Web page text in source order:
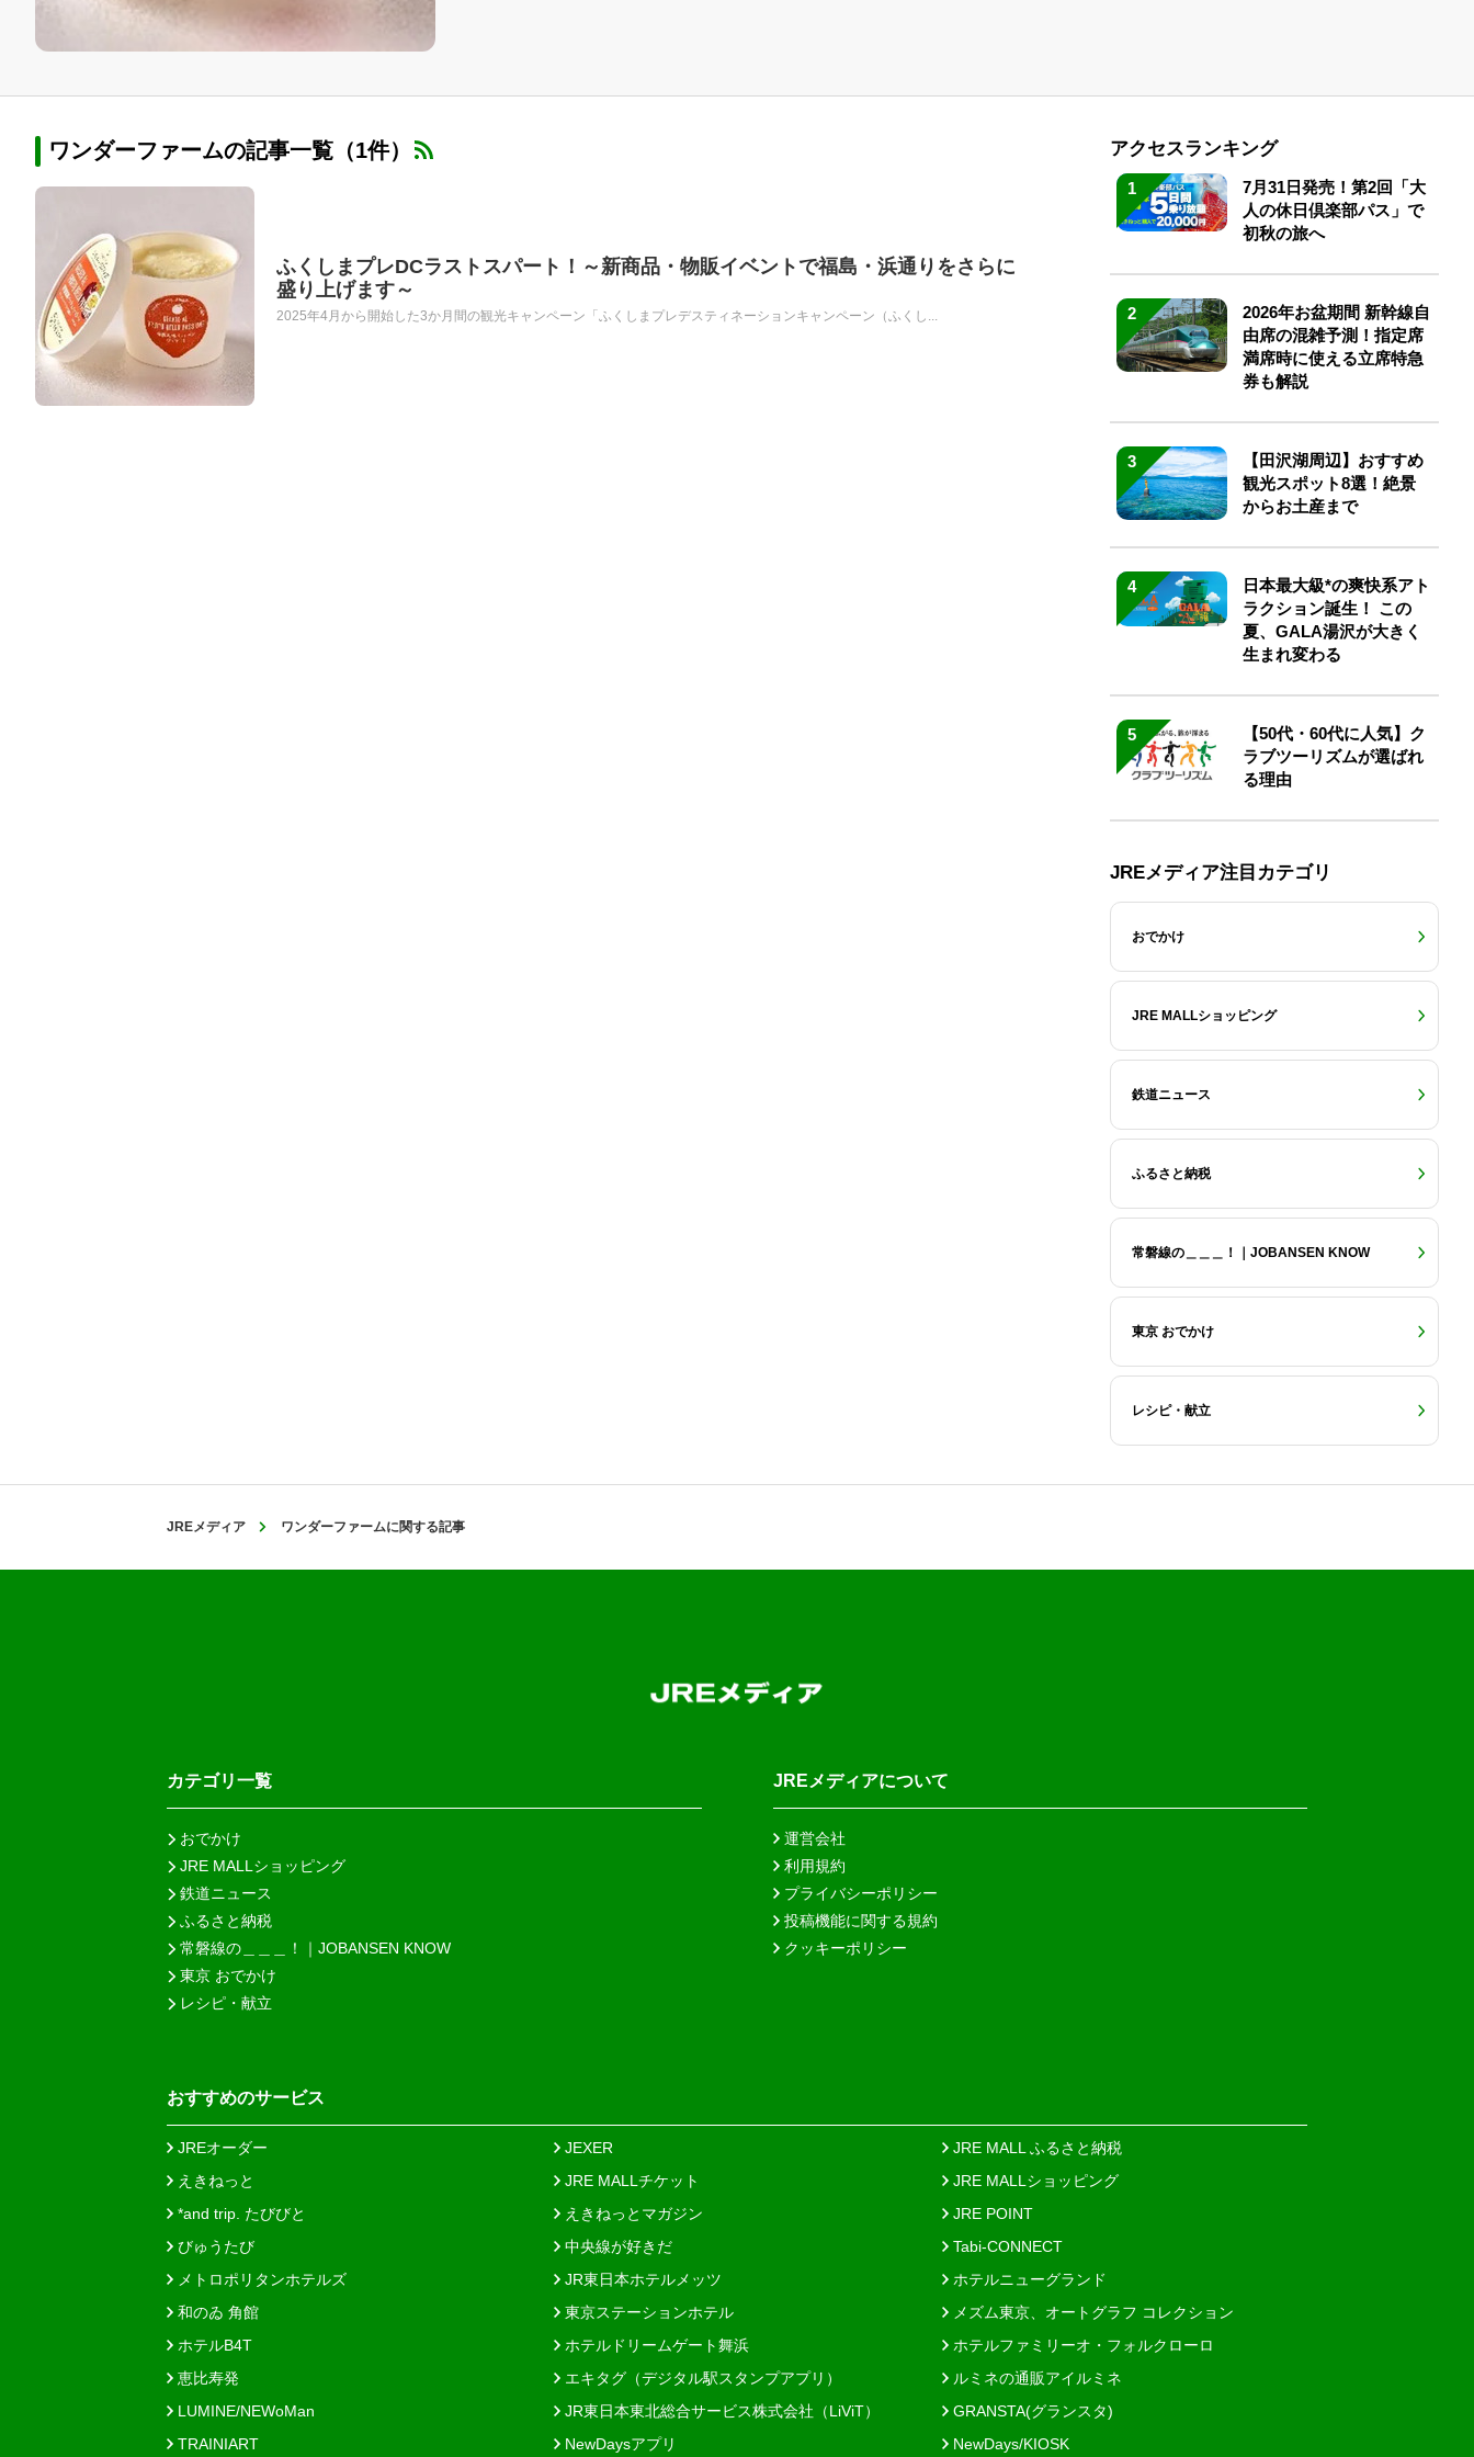
ワンダーファームの記事一覧（1件）
ふくしまプレDCラストスパート！～新商品・物販イベントで福島・浜通りをさらに
盛り上げます～
2025年4月から開始した3か月間の観光キャンペーン「ふくしまプレデスティネーションキャンペーン（ふくし...
アクセスランキング
1
7月31日発売！第2回「大
人の休日倶楽部パス」で
初秋の旅へ
2
2026年お盆期間 新幹線自
由席の混雑予測！指定席
満席時に使える立席特急
券も解説
3
【田沢湖周辺】おすすめ
観光スポット8選！絶景
からお土産まで
4
日本最大級*の爽快系アト
ラクション誕生！ この
夏、GALA湯沢が大きく
生まれ変わる
5
【50代・60代に人気】ク
ラブツーリズムが選ばれ
る理由
JREメディア注目カテゴリ
おでかけ
JRE MALLショッピング
鉄道ニュース
ふるさと納税
常磐線の＿＿＿！｜JOBANSEN KNOW
東京 おでかけ
レシピ・献立
JREメディア ワンダーファームに関する記事
カテゴリ一覧
おでかけ
JRE MALLショッピング
鉄道ニュース
ふるさと納税
常磐線の＿＿＿！｜JOBANSEN KNOW
東京 おでかけ
レシピ・献立
JREメディアについて
運営会社
利用規約
プライバシーポリシー
投稿機能に関する規約
クッキーポリシー
おすすめのサービス
JREオーダー JEXER
JRE MALL ふるさと納税
えきねっと
JRE MALLチケット
JRE MALLショッピング
*and trip. たびびと
えきねっとマガジン
JRE POINT
びゅうたび
中央線が好きだ
Tabi-CONNECT
メトロポリタンホテルズ
JR東日本ホテルメッツ
ホテルニューグランド
和のゐ 角館
東京ステーションホテル
メズム東京、オートグラフ コレクション
ホテルB4T
ホテルドリームゲート舞浜
ホテルファミリーオ・フォルクローロ
恵比寿発
エキタグ（デジタル駅スタンプアプリ）
ルミネの通販アイルミネ
LUMINE/NEWoMan
JR東日本東北総合サービス株式会社（LiViT）
GRANSTA(グランスタ)
TRAINIART
NewDaysアプリ NewDays/KIOSK